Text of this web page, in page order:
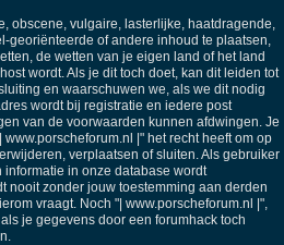
obscene, vulgaire, lasterlijke, haatdragende,
georiënteerde of andere inhoud te plaatsen,
de wetten van je eigen land of het land
wordt. Als je dit toch doet, kan dit leiden tot
en waarschuwen we, als we dit nodig
wordt bij registratie en iedere post
van de voorwaarden kunnen afdwingen. Je
|" het recht heeft om op
verplaatsen of sluiten. Als gebruiker
in onze database wordt
nooit zonder jouw toestemming aan derden
vraagt. Noch "| www.porscheforum.nl |",
je gegevens door een forumhack toch